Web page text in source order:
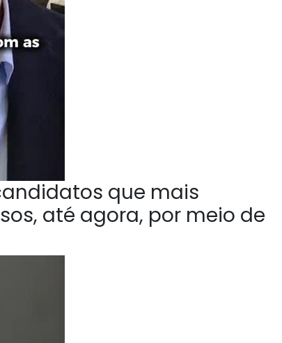
que mais
até agora, por meio de